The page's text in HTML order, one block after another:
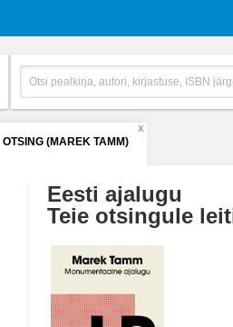
OTSING (MAREK TAMM)
X
Eesti ajalugu
Teie otsingule